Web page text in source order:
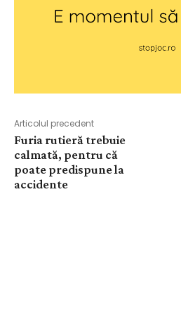
Articolul precedent
Furia rutieră trebuie
calmată, pentru că
poate predispune la
accidente